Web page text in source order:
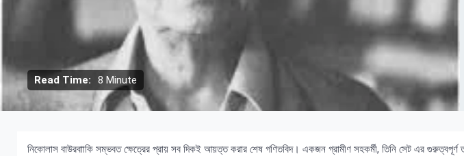
Read Time: 8 Minute
নিকোলাস বাউরবাাকি সম্ভবত ক্ষেত্রের প্রায় সব দিকই আয়ত্ত করার শেষ গণিতবিদ। একজন গ্রামীণ সহকর্মী, তিনি সেট এর